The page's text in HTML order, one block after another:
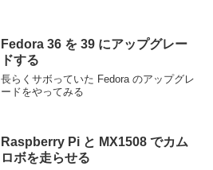
Fedora 36 を 39 にアップグレー
ドする
長らくサボっていた Fedora のアップグレ
ードをやってみる
Raspberry Pi と MX1508 でカム
ロボを走らせる